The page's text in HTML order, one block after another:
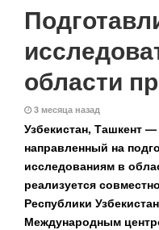
области
3 месяца назад
Узбекистан, Ташкент
направленный на
исследованиям в
реализуется
Республики
Международным